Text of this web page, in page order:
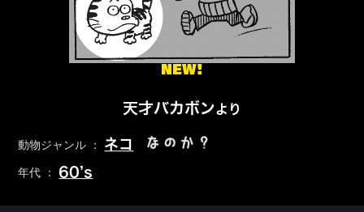
NEW!
天才バカボンより
動物ジャンル ： ネコ なのか？
年代 ： 60’s